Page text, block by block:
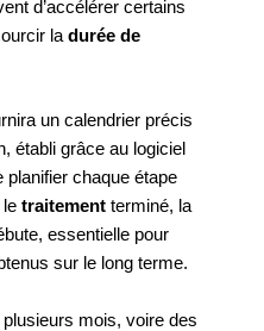
d’accélérer certains
la durée de
un calendrier précis
établi grâce au logiciel
chaque étape
le traitementterminé, la
essentielle pour
sur le long terme.
mois, voire des